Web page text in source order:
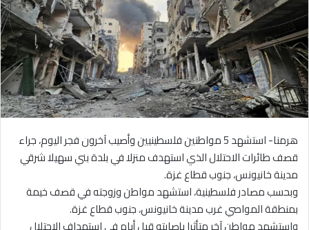
هرمنا- استشهد 5 مواطنين فلسطينيين وأصيب آخرون فجر اليوم، جراء
قصف طائرات الاحتلال الذي استهدف منزلا في بلدة بني سهيلا شرقي
مدينة خانيونس، جنوب قطاع غزة.
وبحسب مصادر فلسطينية، استشهد مواطن وزوجته في قصف خيمة
بمنطقة المواصي غرب مدينة خانيونس، جنوب قطاع غزة.